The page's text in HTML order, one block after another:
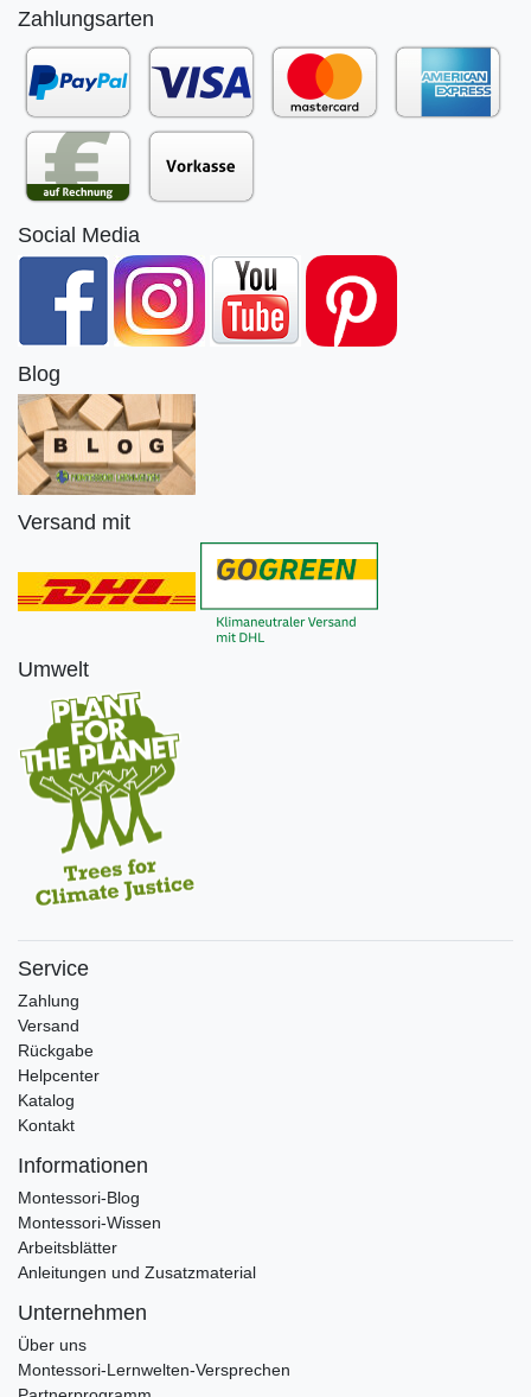
Zahlungsarten
Social Media
Blog
Versand mit
Umwelt
Service
Zahlung
Versand
Rückgabe
Helpcenter
Katalog
Kontakt
Informationen
Montessori-Blog
Montessori-Wissen
Arbeitsblätter
Anleitungen und Zusatzmaterial
Unternehmen
Über uns
Montessori-Lernwelten-Versprechen